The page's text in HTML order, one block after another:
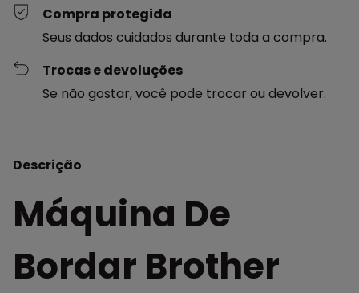
Compra protegida
Seus dados cuidados durante toda a compra.
Trocas e devoluções
Se não gostar, você pode trocar ou devolver.
Descrição
Máquina De
Bordar Brother